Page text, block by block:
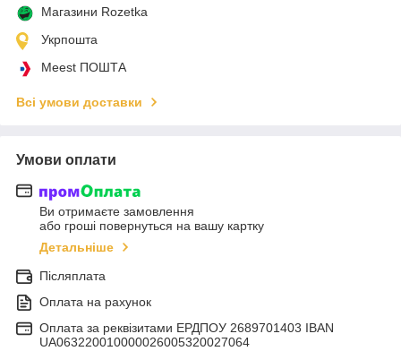
Магазини Rozetka
Укрпошта
Meest ПОШТА
Всі умови доставки
Умови оплати
Ви отримаєте замовлення
або гроші повернуться на вашу картку
Детальніше
Післяплата
Оплата на рахунок
Оплата за реквізитами ЕРДПОУ 2689701403 IBAN
UA063220010000026005320027064